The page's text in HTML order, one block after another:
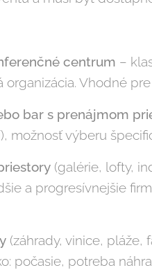
centrum –
Vhodné
bar s prenájmom
možnosť výberu
(galérie, lofty,
a progresívnejšie
(záhrady, vinice,
počasie, potreba